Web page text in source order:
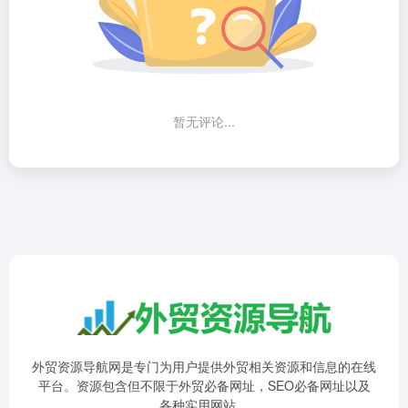
暂无评论...
外贸资源导航网是专门为用户提供外贸相关资源和信息的在线
平台。资源包含但不限于外贸必备网址，SEO必备网址以及
各种实用网站。